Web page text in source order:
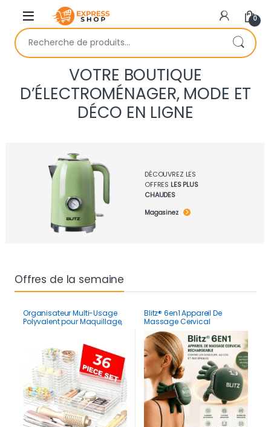
Skip to navigation
Skip to content
0
Recherche pour :
VOTRE BOUTIQUE
D’ÉLECTROMÉNAGER, MODE ET
DÉCO EN LIGNE
DÉCOUVREZ LES
OFFRES LES PLUS
CHAUDES
Magasinez
Offres de la semaine
Organisateur Multi-Usage
Polyvalent pour Maquillage,
Blitz® 6en1 Appareil De
Massage Cervical
Rechargeable Contre Les
Douleurs Au Cou Et Aux
épaules